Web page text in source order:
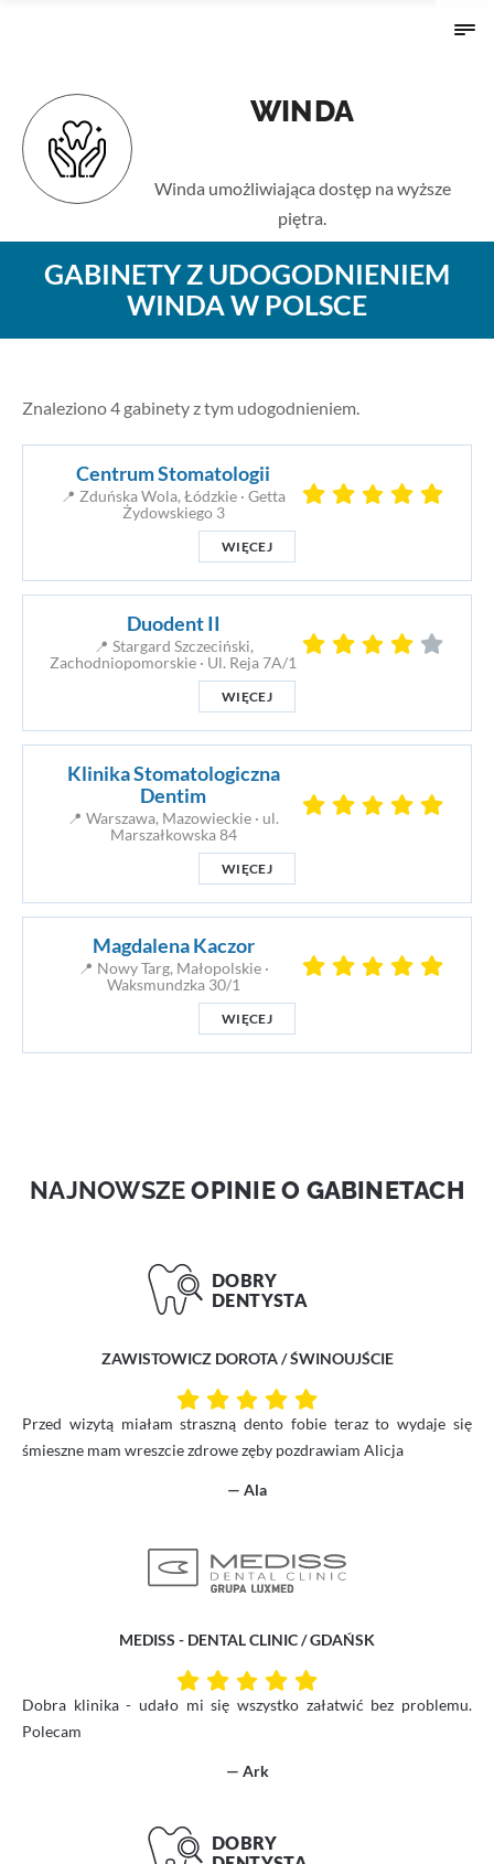
WINDA
Winda umożliwiająca dostęp na wyższe
piętra.
GABINETY Z UDOGODNIENIEM
WINDA W POLSCE
Znaleziono 4 gabinety z tym udogodnieniem.
Centrum Stomatologii
📍 Zduńska Wola, Łódzkie · Getta
Żydowskiego 3
WIĘCEJ
Duodent II
📍 Stargard Szczeciński,
Zachodniopomorskie · Ul. Reja 7A/1
WIĘCEJ
Klinika Stomatologiczna
Dentim
📍 Warszawa, Mazowieckie · ul.
Marszałkowska 84
WIĘCEJ
Magdalena Kaczor
📍 Nowy Targ, Małopolskie ·
Waksmundzka 30/1
WIĘCEJ
NAJNOWSZEOPINIE O GABINETACH
ZAWISTOWICZ DOROTA / ŚWINOUJŚCIE
Przed wizytą miałam straszną dento fobie teraz to wydaje się
śmieszne mam wreszcie zdrowe zęby pozdrawiam Alicja
— Ala
MEDISS - DENTAL CLINIC / GDAŃSK
Dobra klinika - udało mi się wszystko załatwić bez problemu.
Polecam
— Ark